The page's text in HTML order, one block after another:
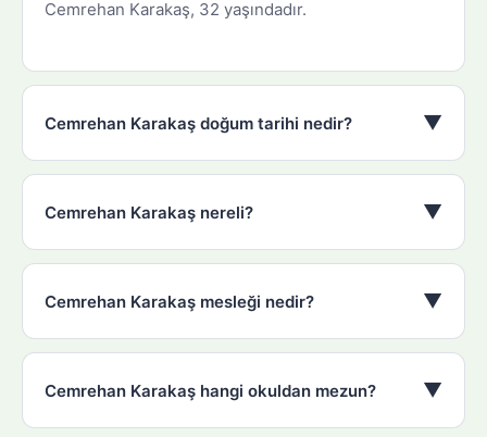
Cemrehan Karakaş, 32 yaşındadır.
Cemrehan Karakaş doğum tarihi nedir? ▼
Cemrehan Karakaş nereli? ▼
Cemrehan Karakaş mesleği nedir? ▼
Cemrehan Karakaş hangi okuldan mezun? ▼